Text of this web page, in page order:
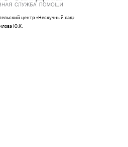
центр «Нескучный сад»
Ю.К.